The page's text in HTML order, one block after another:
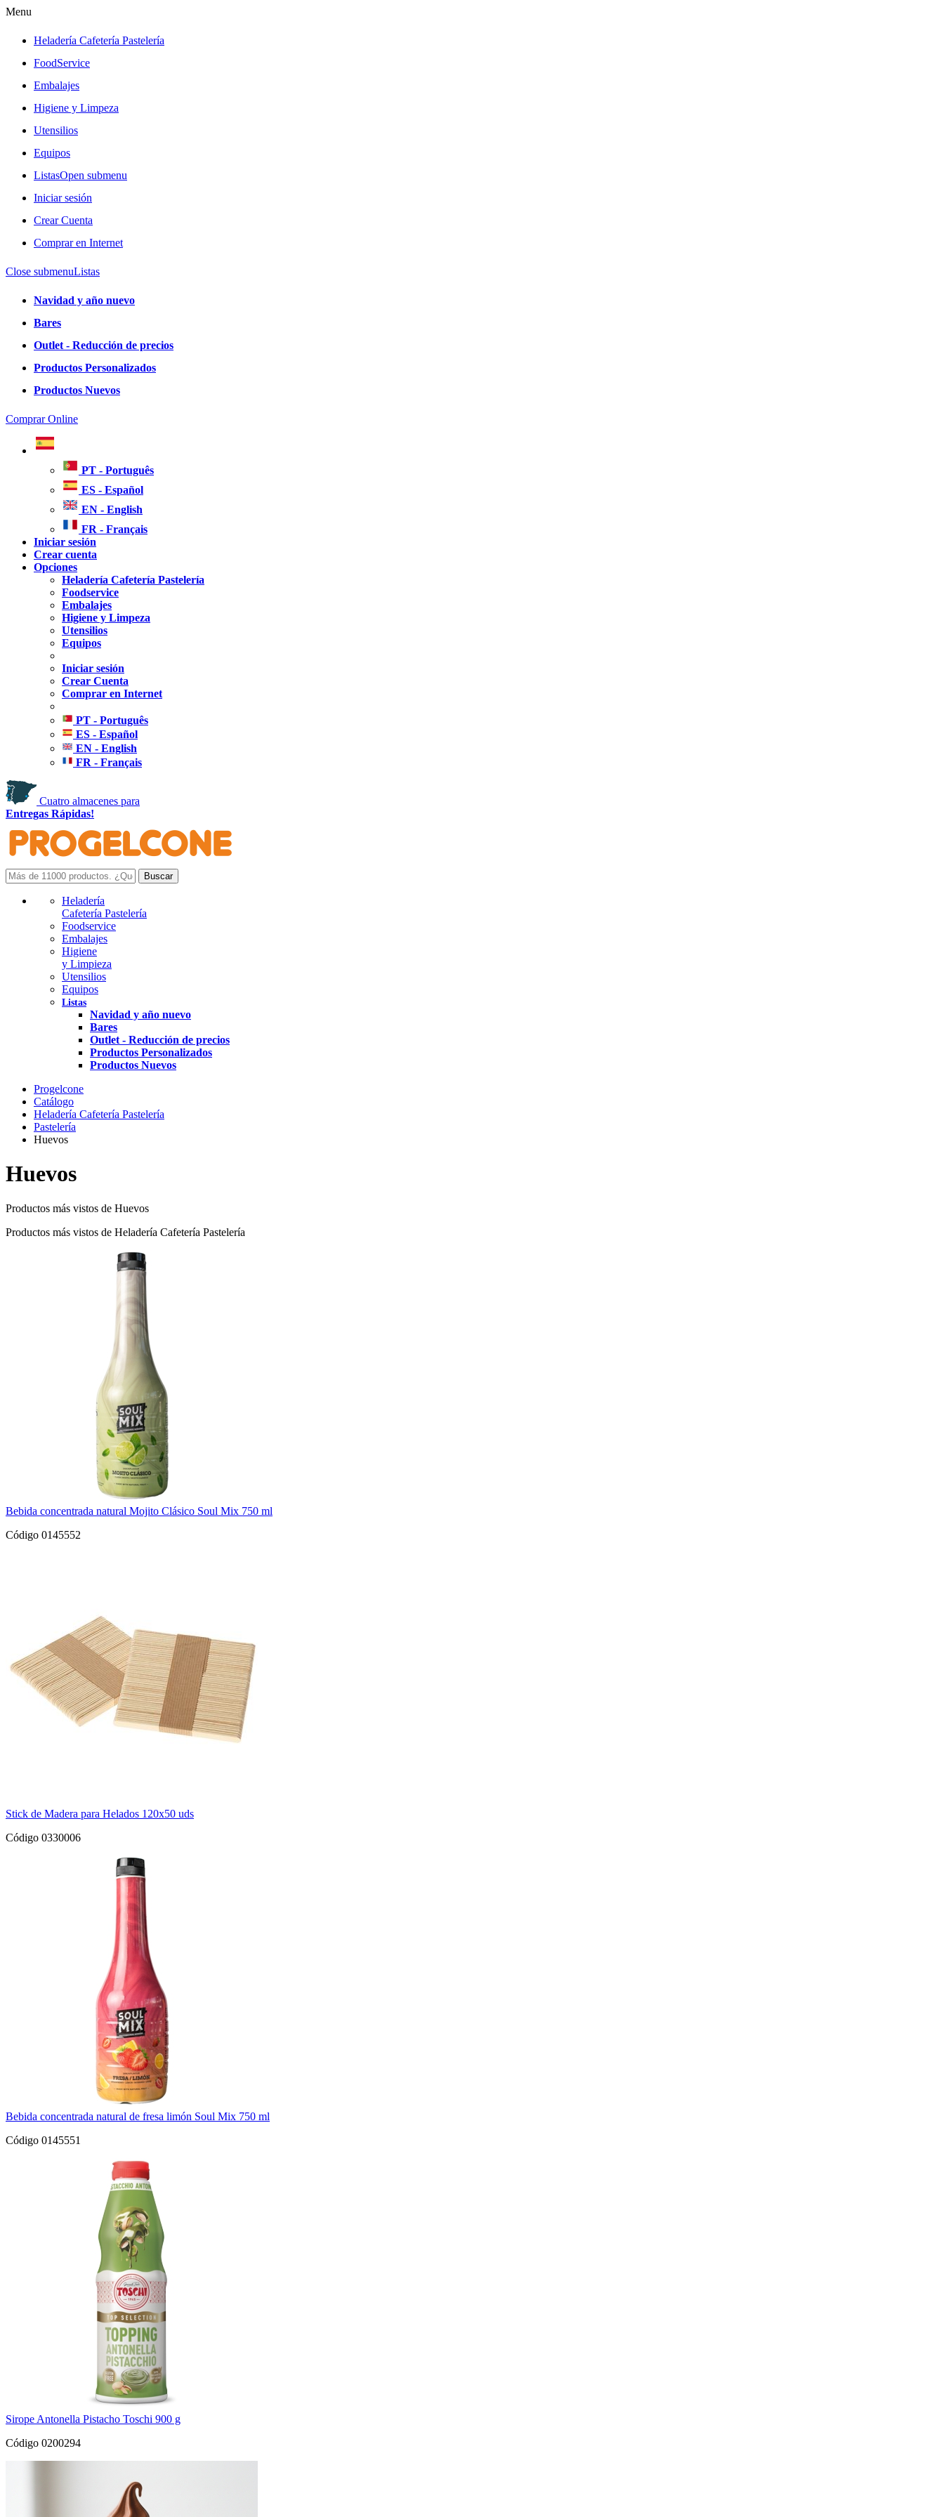
Menu
Heladería Cafetería Pastelería
FoodService
Embalajes
Higiene y Limpeza
Utensilios
Equipos
ListasOpen submenu
Iniciar sesión
Crear Cuenta
Comprar en Internet
Close submenuListas
Navidad y año nuevo
Bares
Outlet - Reducción de precios
Productos Personalizados
Productos Nuevos
Comprar Online
PT - Português
ES - Español
EN - English
FR - Français
Iniciar sesión
Crear cuenta
Opciones
Heladería Cafetería Pastelería
Foodservice
Embalajes
Higiene y Limpeza
Utensilios
Equipos
Iniciar sesión
Crear Cuenta
Comprar en Internet
PT - Português
ES - Español
EN - English
FR - Français
Cuatro almacenes para
Entregas Rápidas!
Heladería
Cafetería Pastelería
Foodservice
Embalajes
Higiene
y Limpieza
Utensilios
Equipos
Listas
Navidad y año nuevo
Bares
Outlet - Reducción de precios
Productos Personalizados
Productos Nuevos
Progelcone
Catálogo
Heladería Cafetería Pastelería
Pastelería
Huevos
Huevos
Productos más vistos de Huevos
Productos más vistos de Heladería Cafetería Pastelería
Bebida concentrada natural Mojito Clásico Soul Mix 750 ml
Código 0145552
Stick de Madera para Helados 120x50 uds
Código 0330006
Bebida concentrada natural de fresa limón Soul Mix 750 ml
Código 0145551
Sirope Antonella Pistacho Toschi 900 g
Código 0200294